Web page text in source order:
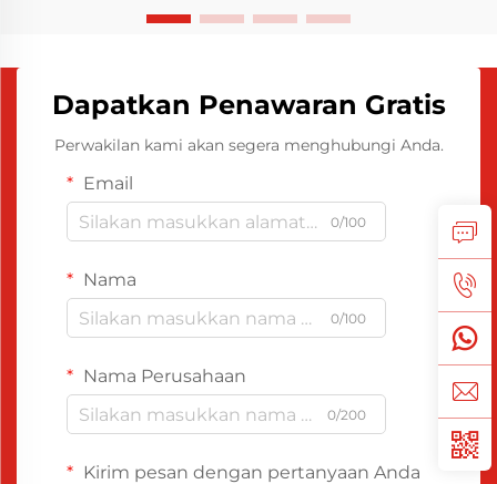
Dapatkan Penawaran Gratis
Perwakilan kami akan segera menghubungi Anda.
Email
0/100
Nama
0/100
Nama Perusahaan
0/200
Kirim pesan dengan pertanyaan Anda